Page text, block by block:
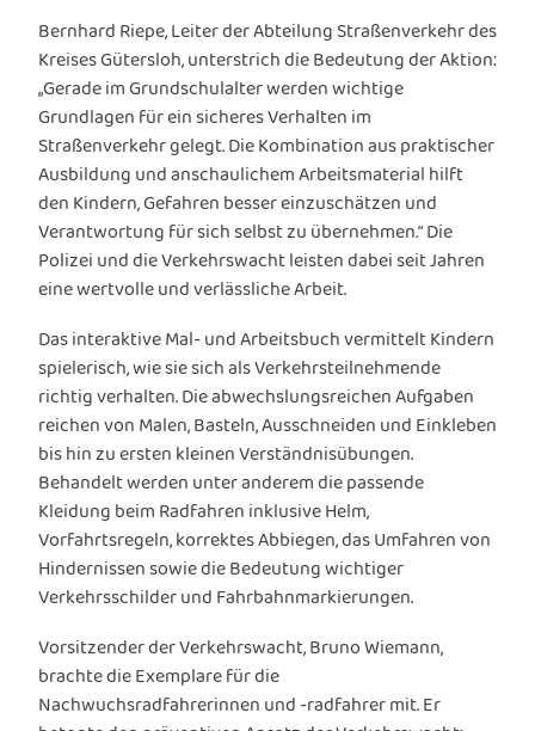
Bernhard Riepe, Leiter der Abteilung Straßenverkehr des
Kreises Gütersloh, unterstrich die Bedeutung der Aktion:
„Gerade im Grundschulalter werden wichtige
Grundlagen für ein sicheres Verhalten im
Straßenverkehr gelegt. Die Kombination aus praktischer
Ausbildung und anschaulichem Arbeitsmaterial hilft
den Kindern, Gefahren besser einzuschätzen und
Verantwortung für sich selbst zu übernehmen.“ Die
Polizei und die Verkehrswacht leisten dabei seit Jahren
eine wertvolle und verlässliche Arbeit.
Das interaktive Mal- und Arbeitsbuch vermittelt Kindern
spielerisch, wie sie sich als Verkehrsteilnehmende
richtig verhalten. Die abwechslungsreichen Aufgaben
reichen von Malen, Basteln, Ausschneiden und Einkleben
bis hin zu ersten kleinen Verständnisübungen.
Behandelt werden unter anderem die passende
Kleidung beim Radfahren inklusive Helm,
Vorfahrtsregeln, korrektes Abbiegen, das Umfahren von
Hindernissen sowie die Bedeutung wichtiger
Verkehrsschilder und Fahrbahnmarkierungen.
Vorsitzender der Verkehrswacht, Bruno Wiemann,
brachte die Exemplare für die
Nachwuchsradfahrerinnen und -radfahrer mit. Er